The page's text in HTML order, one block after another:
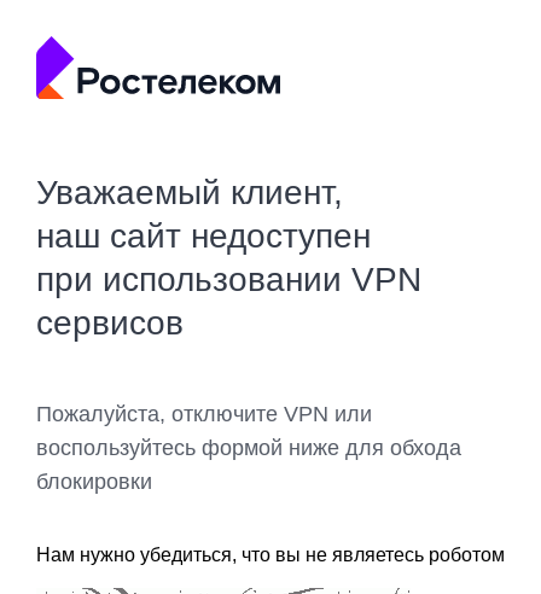
Уважаемый клиент,
наш сайт недоступен
при использовании VPN
сервисов
Пожалуйста, отключите VPN или
воспользуйтесь формой ниже для обхода
блокировки
Нам нужно убедиться, что вы не являетесь роботом